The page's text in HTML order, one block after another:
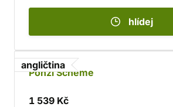
hlídej
angličtina
Ponzi Scheme
1 539 Kč